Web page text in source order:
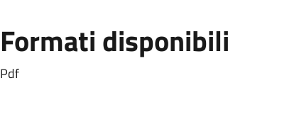
Formati disponibili
Pdf